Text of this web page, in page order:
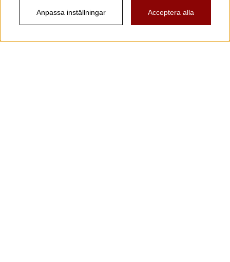
Anpassa inställningar Acceptera alla